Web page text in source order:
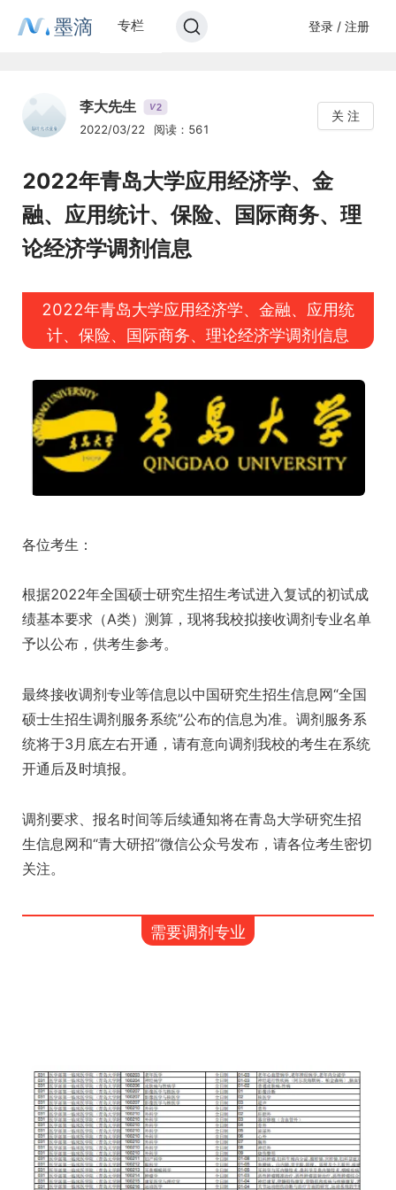
墨滴 专栏 登录 / 注册
李大先生 V2
2022/03/22 阅读：561
关 注
2022年青岛大学应用经济学、金
融、应用统计、保险、国际商务、理
论经济学调剂信息
2022年青岛大学应用经济学、金融、应用统
计、保险、国际商务、理论经济学调剂信息
各位考生：
根据2022年全国硕士研究生招生考试进入复试的初试成
绩基本要求（A类）测算，现将我校拟接收调剂专业名单
予以公布，供考生参考。
最终接收调剂专业等信息以中国研究生招生信息网“全国
硕士生招生调剂服务系统”公布的信息为准。调剂服务系
统将于3月底左右开通，请有意向调剂我校的考生在系统
开通后及时填报。
调剂要求、报名时间等后续通知将在青岛大学研究生招
生信息网和“青大研招”微信公众号发布，请各位考生密切
关注。
需要调剂专业